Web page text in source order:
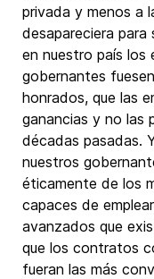
privada y menos a
desapareciera para
en nuestro país los
gobernantes
honrados, que las
ganancias y no las
décadas pasadas.
nuestros
éticamente de los
capaces de
avanzados que
que los contratos
fueran las más